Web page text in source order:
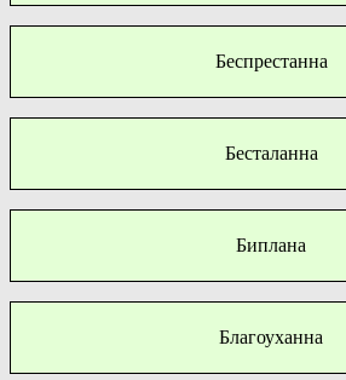
Беспрестанна
Бесталанна
Биплана
Благоуханна